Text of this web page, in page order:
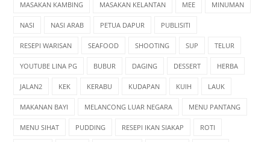
MASAKAN KAMBING MASAKAN KELANTAN MEE MINUMAN
NASI NASI ARAB PETUA DAPUR PUBLISITI
RESEPI WARISAN SEAFOOD SHOOTING SUP TELUR
YOUTUBE LINA PG BUBUR DAGING DESSERT HERBA
JALAN2 KEK KERABU KUDAPAN KUIH LAUK
MAKANAN BAYI MELANCONG LUAR NEGARA MENU PANTANG
MENU SIHAT PUDDING RESEPI IKAN SIAKAP ROTI